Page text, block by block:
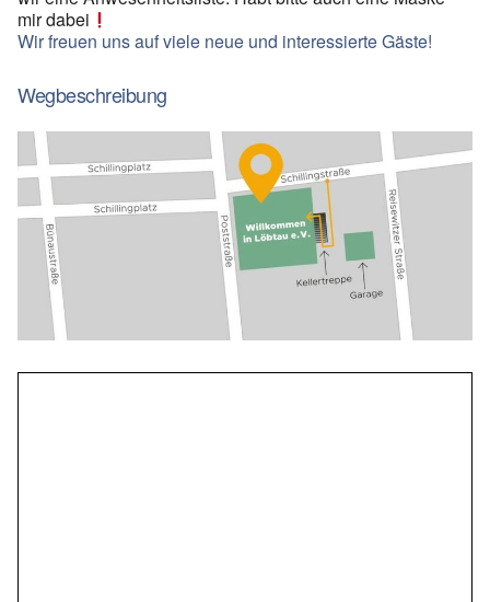
mir dabei
Wir freuen uns auf viele neue und interessierte Gäste!
Wegbeschreibung